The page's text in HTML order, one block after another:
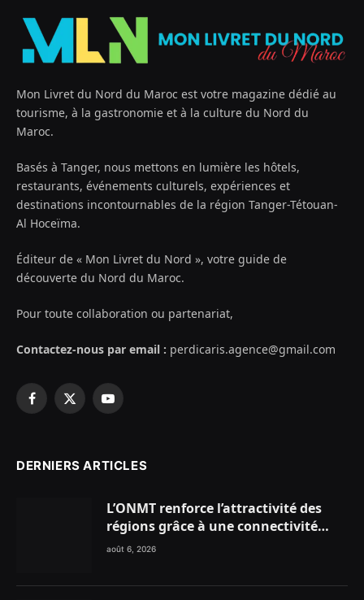
Mon Livret du Nord du Maroc est votre magazine dédié au
tourisme, à la gastronomie et à la culture du Nord du
Maroc.
Basés à Tanger, nous mettons en lumière les hôtels,
restaurants, événements culturels, expériences et
destinations incontournables de la région Tanger-Tétouan-
Al Hoceïma.
Éditeur de « Mon Livret du Nord », votre guide de
découverte du Nord du Maroc.
Pour toute collaboration ou partenariat,
Contactez-nous par email : perdicaris.agence@gmail.com
Facebook
X
YouTube
DERNIERS ARTICLES
L’ONMT renforce l’attractivité des
régions grâce à une connectivité
aérienne historique de Ryanair
août 6, 2026